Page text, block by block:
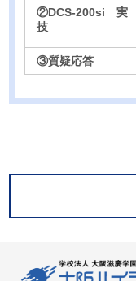
②DCS-200si 実
技
③質疑応答